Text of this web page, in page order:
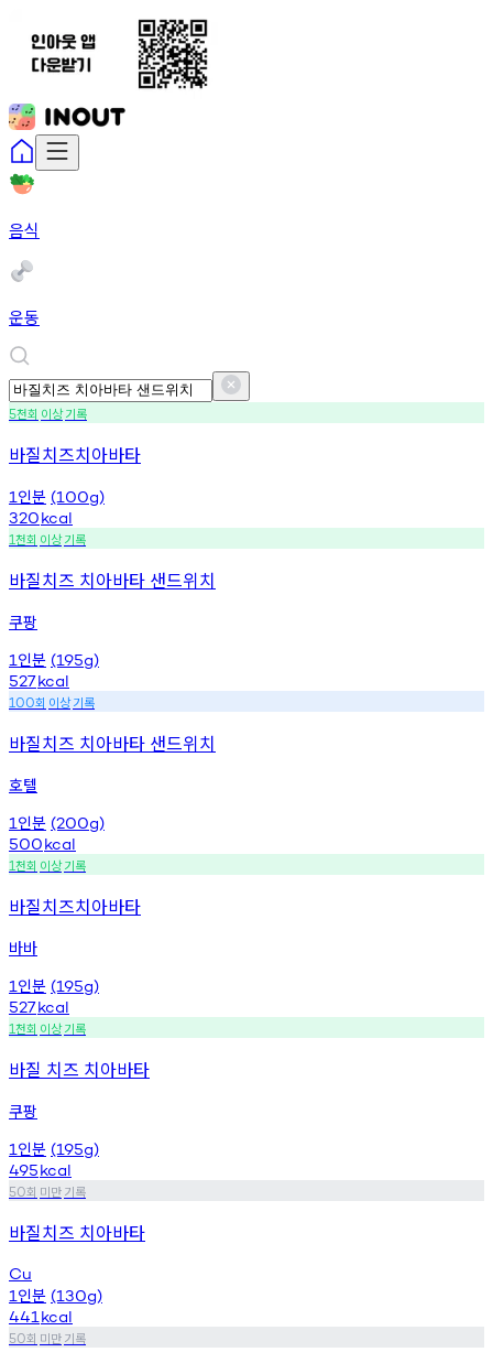
음식
운동
5천회 이상기록
바질치즈치아바타
1 인분 (100g)
320kcal
1천회 이상기록
바질치즈 치아바타 샌드위치
쿠팡
1 인분 (195g)
527kcal
100회 이상기록
바질치즈 치아바타 샌드위치
호텔
1 인분 (200g)
500kcal
1천회 이상기록
바질치즈치아바타
바바
1 인분 (195g)
527kcal
1천회 이상기록
바질 치즈 치아바타
쿠팡
1 인분 (195g)
495kcal
50회 미만기록
바질치즈 치아바타
Cu
1 인분 (130g)
441 kcal
50회 미만기록